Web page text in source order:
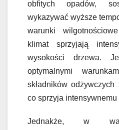
obfitych opadów,
wykazywać wyższe
warunki
klimat sprzyjają
wysokości drzewa.
optymalnymi
składników
co sprzyja
Jednakże, w